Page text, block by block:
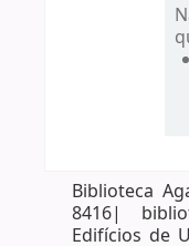
Biblioteca
8416|
Edifícios de